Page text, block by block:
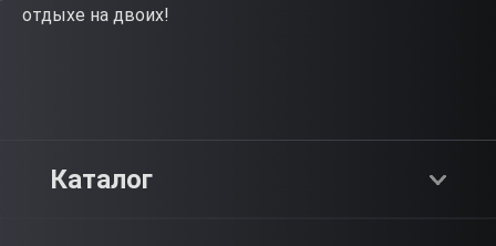
отдыхе на двоих!
Каталог